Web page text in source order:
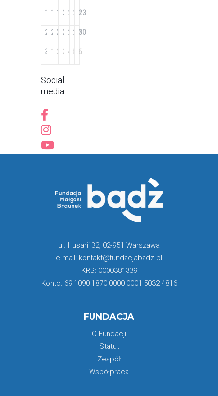
17181920212223
24252627282930
311 2 3 4 5 6
Social
media
ul. Husarii 32, 02-951 Warszawa
e-mail: kontakt@fundacjabadz.pl
KRS: 0000381339
Konto: 69 1090 1870 0000 0001 5032 4816
FUNDACJA
O Fundacji
Statut
Zespół
Współpraca